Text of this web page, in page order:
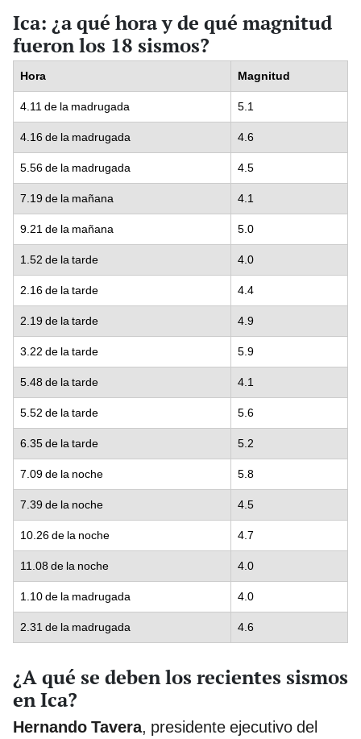
Ica: ¿a qué hora y de qué magnitud
fueron los 18 sismos?
Hora Magnitud
4.11 de la madrugada 5.1
4.16 de la madrugada 4.6
5.56 de la madrugada 4.5
7.19 de la mañana 4.1
9.21 de la mañana 5.0
1.52 de la tarde 4.0
2.16 de la tarde 4.4
2.19 de la tarde 4.9
3.22 de la tarde 5.9
5.48 de la tarde 4.1
5.52 de la tarde 5.6
6.35 de la tarde 5.2
7.09 de la noche 5.8
7.39 de la noche 4.5
10.26 de la noche 4.7
11.08 de la noche 4.0
1.10 de la madrugada 4.0
2.31 de la madrugada 4.6
¿A qué se deben los recientes sismos
en Ica?
Hernando Tavera, presidente ejecutivo del